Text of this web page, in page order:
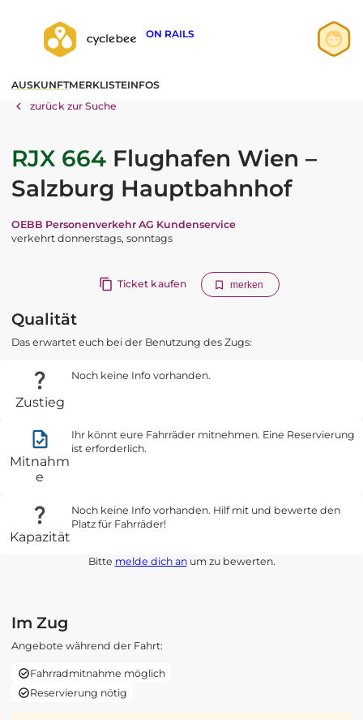
ON RAILS
AUSKUNFTMERKLISTEINFOS
zurück zur Suche
RJX 664 Flughafen Wien –
Salzburg Hauptbahnhof
OEBB Personenverkehr AG Kundenservice
verkehrt donnerstags, sonntags
Ticket kaufen merken
Qualität
Das erwartet euch bei der Benutzung des Zugs:
Zustieg
Noch keine Info vorhanden.
Mitnahm
e
Ihr könnt eure Fahrräder mitnehmen. Eine Reservierung
ist erforderlich.
Kapazität
Noch keine Info vorhanden. Hilf mit und bewerte den
Platz für Fahrräder!
Bitte melde dich anum zu bewerten.
Im Zug
Angebote während der Fahrt:
Fahrradmitnahme möglich
Reservierung nötig